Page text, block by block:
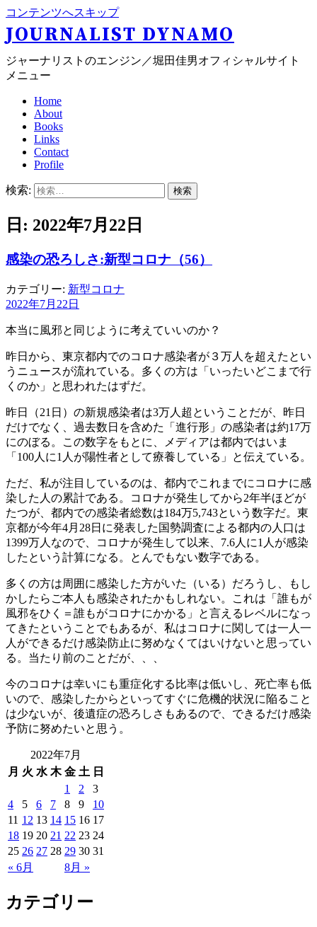
コンテンツへスキップ
JOURNALIST DYNAMO
ジャーナリストのエンジン／堀田佳男オフィシャルサイト
メニュー
Home
About
Books
Links
Contact
Profile
検索:
日: 2022年7月22日
感染の恐ろしさ:新型コロナ（56）
カテゴリー: 新型コロナ
2022年7月22日
本当に風邪と同じように考えていいのか？
昨日から、東京都内でのコロナ感染者が３万人を超えたとい
うニュースが流れている。多くの方は「いったいどこまで行
くのか」と思われたはずだ。
昨日（21日）の新規感染者は3万人超ということだが、昨日
だけでなく、過去数日を含めた「進行形」の感染者は約17万
にのぼる。この数字をもとに、メディアは都内ではいま
「100人に1人が陽性者として療養している」と伝えている。
ただ、私が注目しているのは、都内でこれまでにコロナに感
染した人の累計である。コロナが発生してから2年半ほどが
たつが、都内での感染者総数は184万5,743という数字だ。東
京都が今年4月28日に発表した国勢調査による都内の人口は
1399万人なので、コロナが発生して以来、7.6人に1人が感染
したという計算になる。とんでもない数字である。
多くの方は周囲に感染した方がいた（いる）だろうし、もし
かしたらご本人も感染されたかもしれない。これは「誰もが
風邪をひく＝誰もがコロナにかかる」と言えるレベルになっ
てきたということでもあるが、私はコロナに関しては一人一
人ができるだけ感染防止に努めなくてはいけないと思ってい
る。当たり前のことだが、、、
今のコロナは幸いにも重症化する比率は低いし、死亡率も低
いので、感染したからといってすぐに危機的状況に陥ること
は少ないが、後遺症の恐ろしさもあるので、できるだけ感染
予防に努めたいと思う。
2022年7月
月 火 水 木 金 土 日
« 6月 8月 »
1 2
3
4
5 6 7 8 9
10
11 12 13 14 15 16 17
18 19 20 21 22 23 24
25 26 27 28 29 30 31
カテゴリー